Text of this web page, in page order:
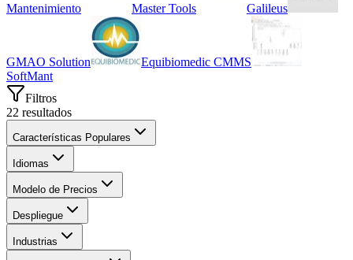
Mantenimiento Master Tools Galileus
GMAO Solution
Equibiomedic CMMS
SoftMant
Filtros
22 resultados
Características Populares
Idiomas
Modelo de Precios
Despliegue
Industrias